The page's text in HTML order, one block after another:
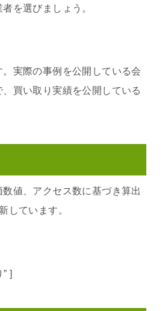
を選びましょう。
実際の事例を公開している会
買い取り実績を公開している
値、アクセス数に基づき算出
しています。
]